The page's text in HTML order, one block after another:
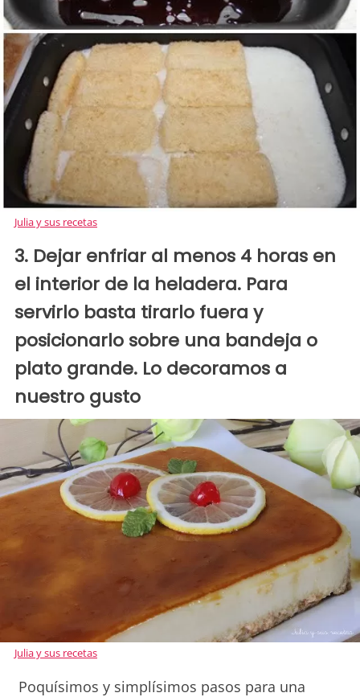
Julia y sus recetas
3. Dejar enfriar al menos 4 horas en
el interior de la heladera. Para
servirlo basta tirarlo fuera y
posicionarlo sobre una bandeja o
plato grande. Lo decoramos a
nuestro gusto
Julia y sus recetas
Poquísimos y simplísimos pasos para una